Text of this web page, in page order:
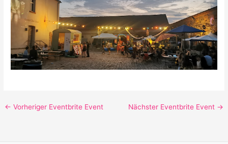
← Vorheriger Eventbrite Event Nächster Eventbrite Event →